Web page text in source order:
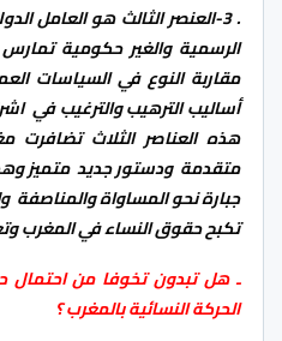
. 3-العنصر الثالث هو العامل
الرسمية والغير حكومية
مقاربة النوع في السياسات
أساليب الترهيب والترغيب في
هذه العناصر الثلاث تضافرت
متقدمة ودستور جديد متميز
جبارة نحو المساواة والمناصفة
تكبح حقوق النساء في المغرب
ـ هل تبدون تخوفا من
الحركة النسائية بالمغرب ؟